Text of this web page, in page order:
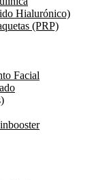
Hialurónico)
(PRP)
Facial